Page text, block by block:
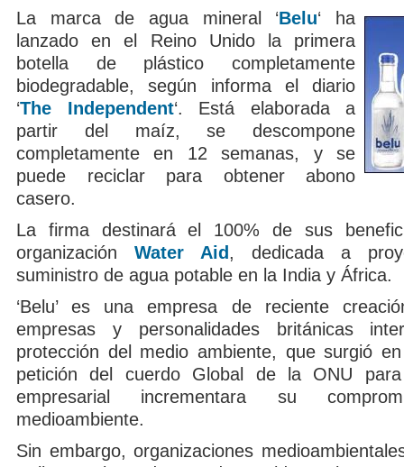
La marca de agua mineral ‘Belu‘ ha
lanzado en el Reino Unido la primera
botella de plástico completamente
biodegradable, según informa el diario
‘The Independent‘. Está elaborada a
partir del maíz, se descompone
completamente en 12 semanas, y se
puede reciclar para obtener abono
casero.
La firma destinará el 100% de sus
organización Water Aid, dedicada a
suministro de agua potable en la India y África.
‘Belu’ es una empresa de reciente
empresas y personalidades británicas
protección del medio ambiente, que surgió
petición del cuerdo Global de la ONU
empresarial incrementara su
medioambiente.
Sin embargo, organizaciones